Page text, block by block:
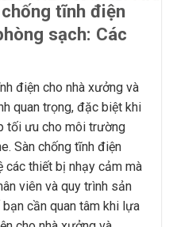
tĩnh điện
sạch: Các
điện cho nhà xưởng và
quan trọng, đặc biệt khi
tối ưu cho môi trường
Sàn chống tĩnh điện
các thiết bị nhạy cảm mà
viên và quy trình sản
cần quan tâm khi lựa